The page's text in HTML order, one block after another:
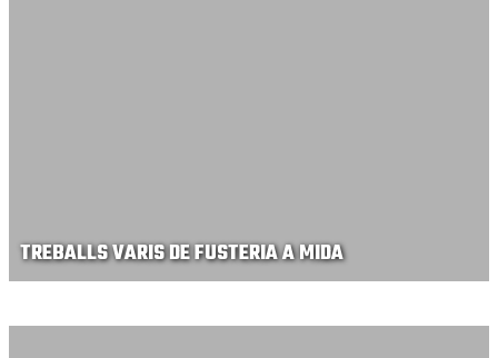
TREBALLS VARIS DE FUSTERIA A MIDA